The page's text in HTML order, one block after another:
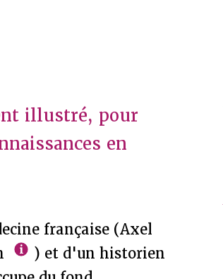
illustré, pour
en
française (Axel
) et d'un historien